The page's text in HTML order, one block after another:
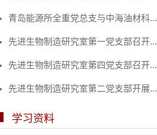
青岛能源所全重党总支与中海油材科...
先进生物制造研究室第一党支部召开...
先进生物制造研究室第四党支部召开...
先进生物制造研究室第二党支部开展...
学习资料